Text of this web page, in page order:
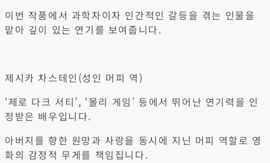
이번 작품에서 과학자이자 인간적인 갈등을 겪는 인물을
맡아 깊이 있는 연기를 보여줍니다.
제시카 차스테인(성인 머피 역)
‘제로 다크 서티’, ‘몰리 게임’ 등에서 뛰어난 연기력을 인
정받은 배우입니다.
아버지를 향한 원망과 사랑을 동시에 지닌 머피 역할로 영
화의 감정적 무게를 책임집니다.